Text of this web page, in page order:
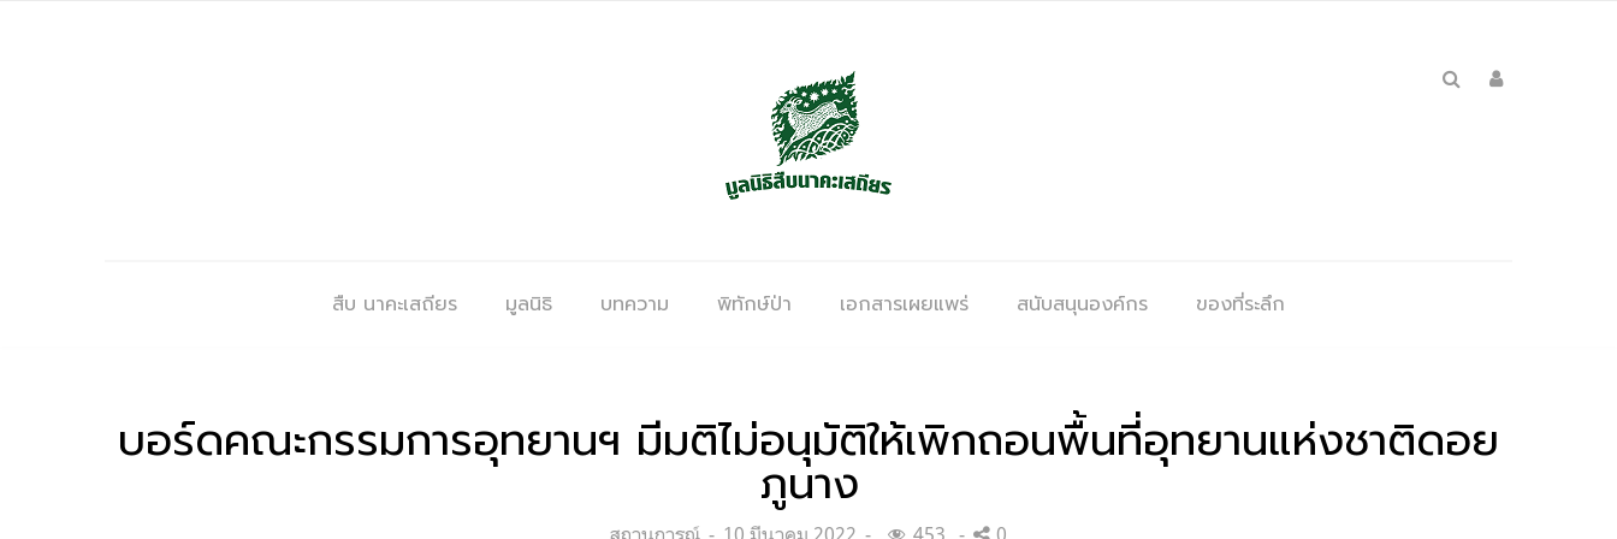
สืบ นาคะเสถียร มูลนิธิ บทความ พิทักษ์ป่า เอกสารเผยแพร่ สนับสนุนองค์กร ของที่ระลึก
บอร์ดคณะกรรมการอุทยานฯ มีมติไม่อนุมัติให้เพิกถอนพื้นที่อุทยานแห่งชาติดอย
ภูนาง
Categories:
สถานการณ์ Posted
10 มีนาคม 2022 453 0